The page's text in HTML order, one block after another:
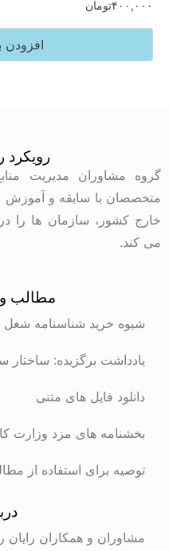
۴۰۰,۰۰۰تومان
افزودن
رویکرد
گروه مشاوران مدیریت
متخصصان با سابقه و
خارج کشور، سازمان ها را
می کند.
مطالب
شیوه خرید شناسنامه شغل
یادداشت برگزیده:
دانلود فایل های متنی
بخشنامه های مزد وزارت
توصیه برای استفاده از
مشاوران و همکاران رایان